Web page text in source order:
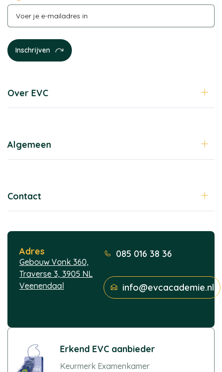
Over EVC
Algemeen
Contact
Adres
Gebouw Vonk 360,
Traverse 3, 3905 NL
Veenendaal
085 016 38 36
info@evcacademie.nl
Erkend EVC aanbieder
Keurmerk Examenkamer